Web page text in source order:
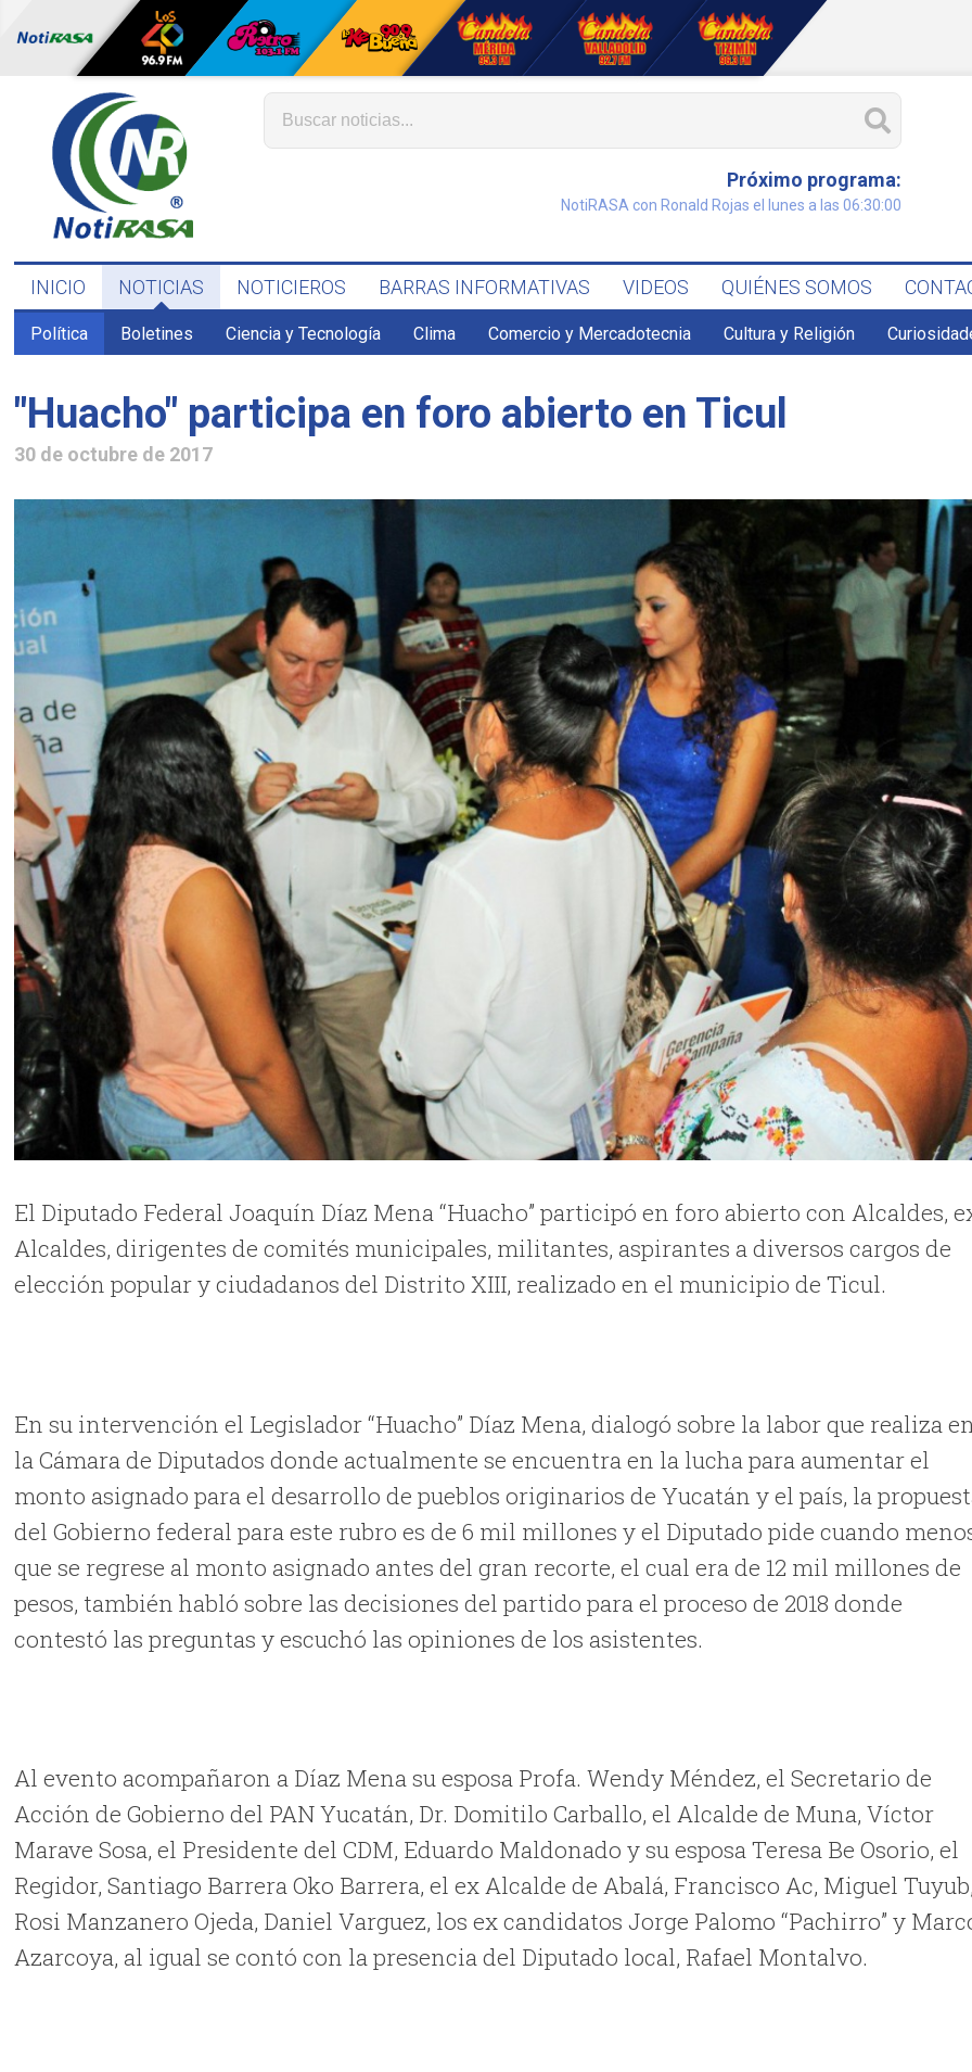
Próximo programa:
NotiRASA con Ronald Rojas el lunes a las 06:30:00
INICIO NOTICIAS NOTICIEROS BARRAS INFORMATIVAS VIDEOS QUIÉNES SOMOS
Política Boletines Ciencia y Tecnología Clima Comercio y Mercadotecnia Cultura y Religión
"Huacho" participa en foro abierto en Ticul
30 de octubre de 2017
El Diputado Federal Joaquín Díaz Mena “Huacho” participó en foro abierto con Alcaldes,
Alcaldes, dirigentes de comités municipales, militantes, aspirantes a diversos cargos de
elección popular y ciudadanos del Distrito XIII, realizado en el municipio de Ticul.
En su intervención el Legislador “Huacho” Díaz Mena, dialogó sobre la labor que realiza
la Cámara de Diputados donde actualmente se encuentra en la lucha para aumentar el
monto asignado para el desarrollo de pueblos originarios de Yucatán y el país, la
del Gobierno federal para este rubro es de 6 mil millones y el Diputado pide cuando
que se regrese al monto asignado antes del gran recorte, el cual era de 12 mil millones de
pesos, también habló sobre las decisiones del partido para el proceso de 2018 donde
contestó las preguntas y escuchó las opiniones de los asistentes.
Al evento acompañaron a Díaz Mena su esposa Profa. Wendy Méndez, el Secretario de
Acción de Gobierno del PAN Yucatán, Dr. Domitilo Carballo, el Alcalde de Muna, Víctor
Marave Sosa, el Presidente del CDM, Eduardo Maldonado y su esposa Teresa Be Osorio, el
Regidor, Santiago Barrera Oko Barrera, el ex Alcalde de Abalá, Francisco Ac, Miguel
Rosi Manzanero Ojeda, Daniel Varguez, los ex candidatos Jorge Palomo “Pachirro” y
Azarcoya, al igual se contó con la presencia del Diputado local, Rafael Montalvo.